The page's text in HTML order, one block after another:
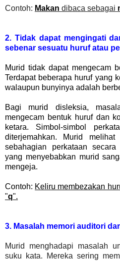
Contoh: Makan dibaca sebagai
2. Tidak dapat mengingati
sebenar sesuatu huruf atau
Murid tidak dapat mengecam
Terdapat beberapa huruf yang
walaupun bunyinya adalah
Bagi murid disleksia,
mengecam bentuk huruf dan
ketara. Simbol-simbol
diterjemahkan. Murid
sebahagian perkataan
yang menyebabkan murid
mengeja.
Contoh: Keliru membezakan
"q".
3. Masalah memori auditori
Murid menghadapi masalah
suku kata. Mereka sering